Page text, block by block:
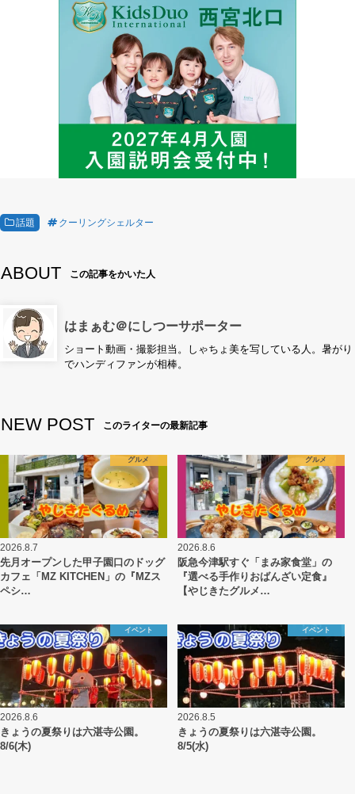
話題 クーリングシェルター
ABOUT この記事をかいた人
はまぁむ＠にしつーサポーター
ショート動画・撮影担当。しゃちょ美を写している人。暑がり
でハンディファンが相棒。
NEW POST このライターの最新記事
グルメ
2026.8.7
先月オープンした甲子園口のドッグ
カフェ「MZ KITCHEN」の『MZス
ペシ…
グルメ
2026.8.6
阪急今津駅すぐ「まみ家食堂」の
『選べる手作りおばんざい定食』
【やじきたグルメ…
イベント
2026.8.6
きょうの夏祭りは六湛寺公園。
8/6(木)
イベント
2026.8.5
きょうの夏祭りは六湛寺公園。
8/5(水)